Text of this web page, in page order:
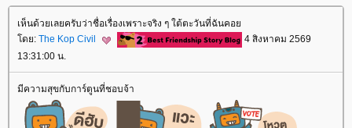
เห็นด้วยเลยครับว่าชื่อเรื่องเพราะจริง ๆ ใต้ตะวันที่ฉันคอ
ดย: The Kop Civil
4 สิงหาคม 2569
13:31:00 น.
มีความสุขกับการ์ตูนที่ชอบจ้า